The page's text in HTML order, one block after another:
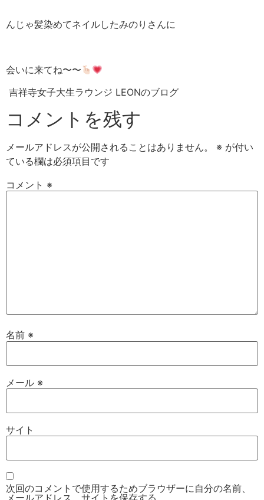
んじゃ髪染めてネイルしたみのりさんに
会いに来てね〜〜
吉祥寺女子大生ラウンジ LEONのブログ
コメントを残す
メールアドレスが公開されることはありません。 ※ が付い
ている欄は必須項目です
コメント ※
名前 ※
メール ※
サイト
次回のコメントで使用するためブラウザーに自分の名前、
メールアドレス、サイトを保存する。